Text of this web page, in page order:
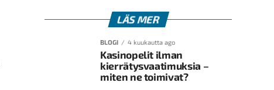
LÄS MER
BLOGI 4 kuukautta ago
Kasinopelit ilman
kierrätysvaatimuksia –
miten ne toimivat?